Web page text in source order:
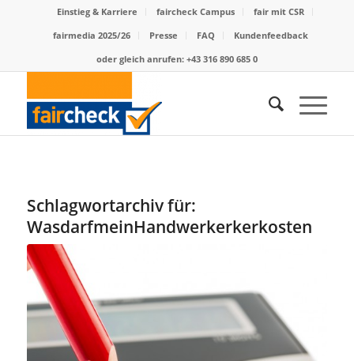
Einstieg & Karriere faircheck Campus
fair mit CSR
fairmedia 2025/26
Presse FAQ
Kundenfeedback
oder gleich anrufen: +43 316 890 685 0
Schlagwortarchiv für:
WasdarfmeinHandwerkerkerkosten